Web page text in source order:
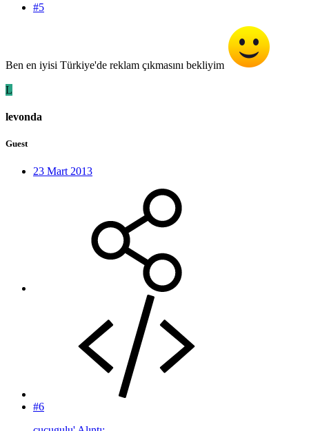
#5
Ben en iyisi Türkiye'de reklam çıkmasını bekliyim
L
levonda
Guest
23 Mart 2013
#6